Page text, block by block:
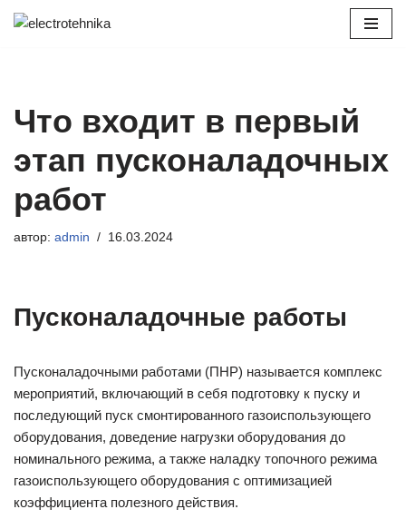
Что входит в первый
этап пусконаладочных
работ
автор: admin 16.03.2024
Пусконаладочные работы
Пусконаладочными работами (ПНР) называется комплекс
мероприятий, включающий в себя подготовку к пуску и
последующий пуск смонтированного газоиспользующего
оборудования, доведение нагрузки оборудования до
номинального режима, а также наладку топочного режима
газоиспользующего оборудования с оптимизацией
коэффициента полезного действия.